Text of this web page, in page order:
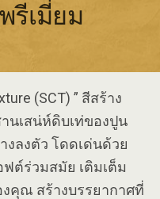
รีเมี่ยม
(SCT) ” สีสร้าง
นเสน่ห์ดิบเท่ของปูน
งลงตัว โดดเด่นด้วย
ต์ร่วมสมัย เติมเต็ม
คุณ สร้างบรรยากาศที่